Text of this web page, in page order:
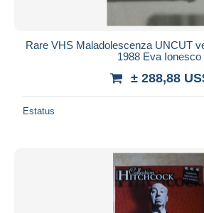
Rare VHS Maladolescenza UNCUT
1988 Eva Ionesco
± 288,88
Estatus